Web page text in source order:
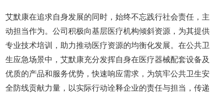
艾默康在追求自身发展的同时，始终不忘践行社会责任，主
动担当作为。公司积极向基层医疗机构倾斜资源，为其提供
专业技术培训，助力推动医疗资源的均衡化发展。在公共卫
生应急场景中，艾默康充分发挥自身在医疗器械配套设备及
优质的产品和服务优势，快速响应需求，为筑牢公共卫生安
全防线贡献力量，以实际行动诠释企业的责任与担当，传递